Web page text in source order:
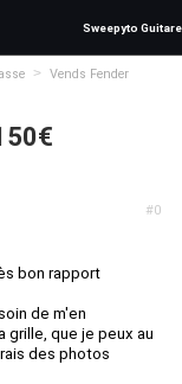
Sweepyto Guitare
>
Vends Fender
#0
bon rapport
de m'en
grille, que je peux au
des photos